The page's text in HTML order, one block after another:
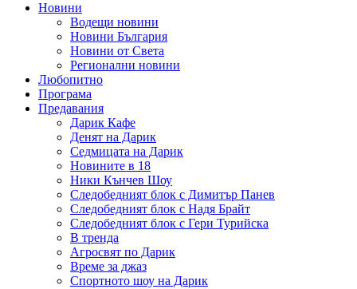
Новини
Водещи новини
Новини България
Новини от Света
Регионални новини
Любопитно
Програма
Предавания
Дарик Кафе
Денят на Дарик
Седмицата на Дарик
Новините в 18
Ники Кънчев Шоу
Следобедният блок с Димитър Панев
Следобедният блок с Надя Брайт
Следобедният блок с Гери Турийска
В тренда
Агросвят по Дарик
Време за джаз
Спортното шоу на Дарик